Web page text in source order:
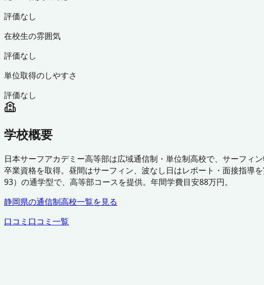
評価なし
在校生の雰囲気
評価なし
単位取得のしやすさ
評価なし
学校概要
日本サーフアカデミー高等部は広域通信制・単位制高校で、サーフィ
卒業資格を取得。昼間はサーフィン、波なし日はレポート・面接指導
93）の通学型で、高等部コースを提供。年間学費目安88万円。
静岡県の通信制高校一覧を見る
口コミ 口コミ一覧